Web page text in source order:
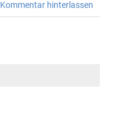
Kommentar hinterlassen